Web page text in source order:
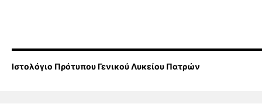
Ιστολόγιο Πρότυπου Γενικού Λυκείου Πατρών